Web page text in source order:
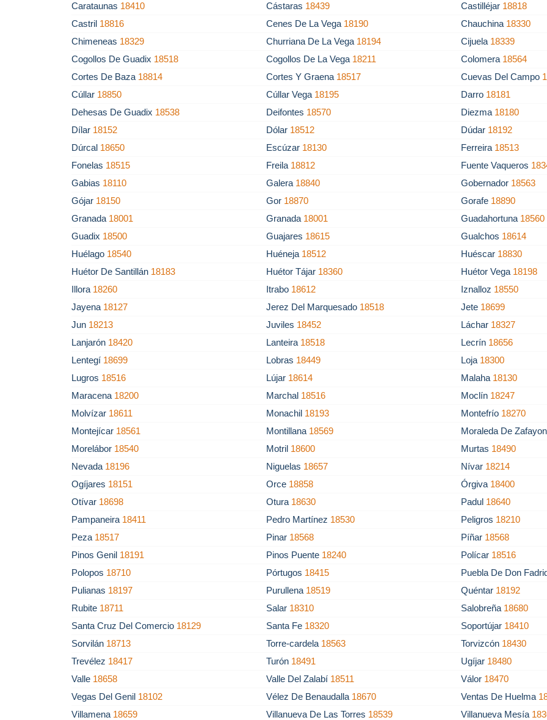
Carataunas 18410 Cástaras 18439 Castilléjar 18818
Castril 18816 Cenes De La Vega 18190 Chauchina 18330
Chimeneas 18329 Churriana De La Vega 18194 Cijuela 18339
Cogollos De Guadix 18518 Cogollos De La Vega 18211 Colomera 18564
Cortes De Baza 18814 Cortes Y Graena 18517 Cuevas Del Campo
Cúllar 18850 Cúllar Vega 18195 Darro 18181
Dehesas De Guadix 18538 Deifontes 18570 Diezma 18180
Dílar 18152 Dólar 18512 Dúdar 18192
Dúrcal 18650 Escúzar 18130 Ferreira 18513
Fonelas 18515 Freila 18812 Fuente Vaqueros
Gabias 18110 Galera 18840 Gobernador 18563
Gójar 18150 Gor 18870 Gorafe 18890
Granada 18001 Granada 18001 Guadahortuna 18560
Guadix 18500 Guajares 18615 Gualchos 18614
Huélago 18540 Huéneja 18512 Huéscar 18830
Huétor De Santillán 18183 Huétor Tájar 18360 Huétor Vega 18198
Illora 18260 Itrabo 18612 Iznalloz 18550
Jayena 18127 Jerez Del Marquesado 18518 Jete 18699
Jun 18213 Juviles 18452 Láchar 18327
Lanjarón 18420 Lanteira 18518 Lecrín 18656
Lentegí 18699 Lobras 18449 Loja 18300
Lugros 18516 Lújar 18614 Malaha 18130
Maracena 18200 Marchal 18516 Moclín 18247
Molvízar 18611 Monachil 18193 Montefrío 18270
Montejícar 18561 Montillana 18569 Moraleda De
Morelábor 18540 Motril 18600 Murtas 18490
Nevada 18196 Niguelas 18657 Nívar 18214
Ogíjares 18151 Orce 18858 Órgiva 18400
Otívar 18698 Otura 18630 Padul 18640
Pampaneira 18411 Pedro Martínez 18530 Peligros 18210
Peza 18517 Pinar 18568 Píñar 18568
Pinos Genil 18191 Pinos Puente 18240 Polícar 18516
Polopos 18710 Pórtugos 18415 Puebla De Don
Pulianas 18197 Purullena 18519 Quéntar 18192
Rubite 18711 Salar 18310 Salobreña 18680
Santa Cruz Del Comercio 18129 Santa Fe 18320 Soportújar 18410
Sorvilán 18713 Torre-cardela 18563 Torvizcón 18430
Trevélez 18417 Turón 18491 Ugíjar 18480
Valle 18658 Valle Del Zalabí 18511 Válor 18470
Vegas Del Genil 18102 Vélez De Benaudalla 18670 Ventas De Huelma
Villamena 18659 Villanueva De Las Torres 18539 Villanueva Mesía